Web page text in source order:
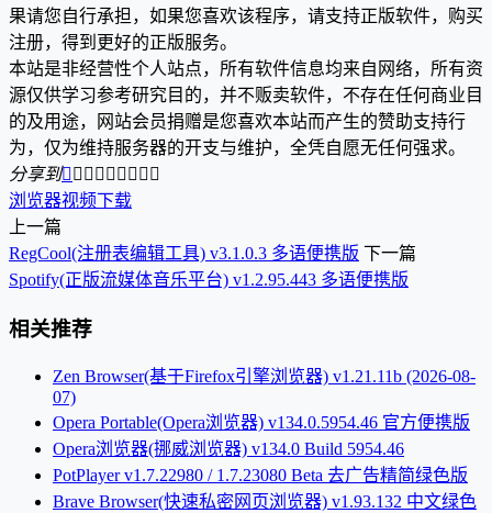
果请您自行承担，如果您喜欢该程序，请支持正版软件，购买
注册，得到更好的正版服务。
本站是非经营性个人站点，所有软件信息均来自网络，所有资
源仅供学习参考研究目的，并不贩卖软件，不存在任何商业目
的及用途，网站会员捐赠是您喜欢本站而产生的赞助支持行
为，仅为维持服务器的开支与维护，全凭自愿无任何强求。
分享到        
浏览器视频下载
上一篇
RegCool(注册表编辑工具) v3.1.0.3 多语便携版 下一篇
Spotify(正版流媒体音乐平台) v1.2.95.443 多语便携版
相关推荐
Zen Browser(基于Firefox引擎浏览器) v1.21.11b (2026-08-
07)
Opera Portable(Opera浏览器) v134.0.5954.46 官方便携版
Opera浏览器(挪威浏览器) v134.0 Build 5954.46
PotPlayer v1.7.22980 / 1.7.23080 Beta 去广告精简绿色版
Brave Browser(快速私密网页浏览器) v1.93.132 中文绿色